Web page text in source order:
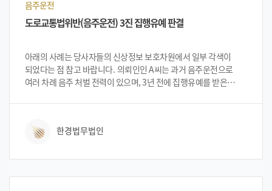
음주운전
도로교통법위반(음주운전) 3진 집행유예 판결
아래의 사례는 당사자들의 신상정보 보호차원에서 일부 각색이
되었다는 점 참고 바랍니다. 의뢰인인 A씨는 과거 음주운전으로
여러 차례 음주 처벌 전력이 있으며, 3년 전에 집행유예를 받은
구속 가능성이 높은 사건이었습니다. 의뢰인은 건설업에 종사
마시게 되었습니다. 술을 마신 후 동료가 만취되어 혼자 집에 갈 수
집에 도착하기 전 의뢰인의 동료가 구토를 하여 차를 세웠는데 음주
한경법무법인